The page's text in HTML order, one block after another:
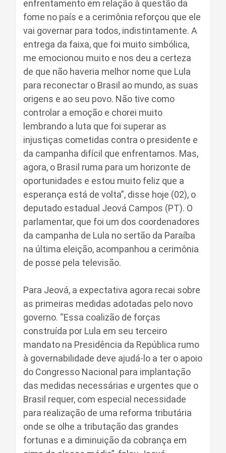
enfrentamento em relação à questão da
fome no país e a cerimônia reforçou que ele
vai governar para todos, indistintamente. A
entrega da faixa, que foi muito simbólica,
me emocionou muito e nos deu a certeza
de que não haveria melhor nome que Lula
para reconectar o Brasil ao mundo, as suas
origens e ao seu povo. Não tive como
controlar a emoção e chorei muito
lembrando a luta que foi superar as
injustiças cometidas contra o presidente e
da campanha difícil que enfrentamos. Mas,
agora, o Brasil ruma para um horizonte de
oportunidades e estou muito feliz que a
esperança está de volta”, disse hoje (02), o
deputado estadual Jeová Campos (PT). O
parlamentar, que foi um dos coordenadores
da campanha de Lula no sertão da Paraíba
na última eleição, acompanhou a cerimônia
de posse pela televisão.
Para Jeová, a expectativa agora recai sobre
as primeiras medidas adotadas pelo novo
governo. “Essa coalizão de forças
construída por Lula em seu terceiro
mandato na Presidência da República rumo
à governabilidade deve ajudá-lo a ter o apoio
do Congresso Nacional para implantação
das medidas necessárias e urgentes que o
Brasil requer, com especial necessidade
para realização de uma reforma tributária
onde se olhe a tributação das grandes
fortunas e a diminuição da cobrança em